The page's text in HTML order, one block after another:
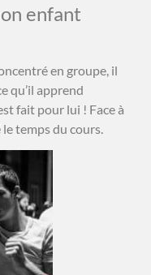
enfant
en groupe, il
qu’il apprend
fait pour lui ! Face à
temps du cours.